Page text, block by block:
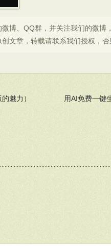
博、QQ群，并关注我们的微博
文章，转载请联系我们授权，否
魅力）
用AI免费一键